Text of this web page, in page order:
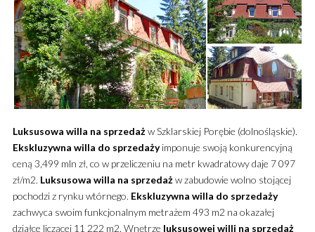
Luksusowa willa na sprzedażw Szklarskiej Porębie (dolnośląskie).
Ekskluzywna willa do sprzedażyimponuje swoją konkurencyjną
ceną 3,499 mln zł, co w przeliczeniu na metr kwadratowy daje 7 097
zł/m2. Luksusowa willa na sprzedażw zabudowie wolno stojącej
pochodzi z rynku wtórnego. Ekskluzywna willa do sprzedaży
zachwyca swoim funkcjonalnym metrażem 493 m2 na okazałej
działce liczącej 11 222 m2. Wnętrze luksusowej willi na sprzedaż